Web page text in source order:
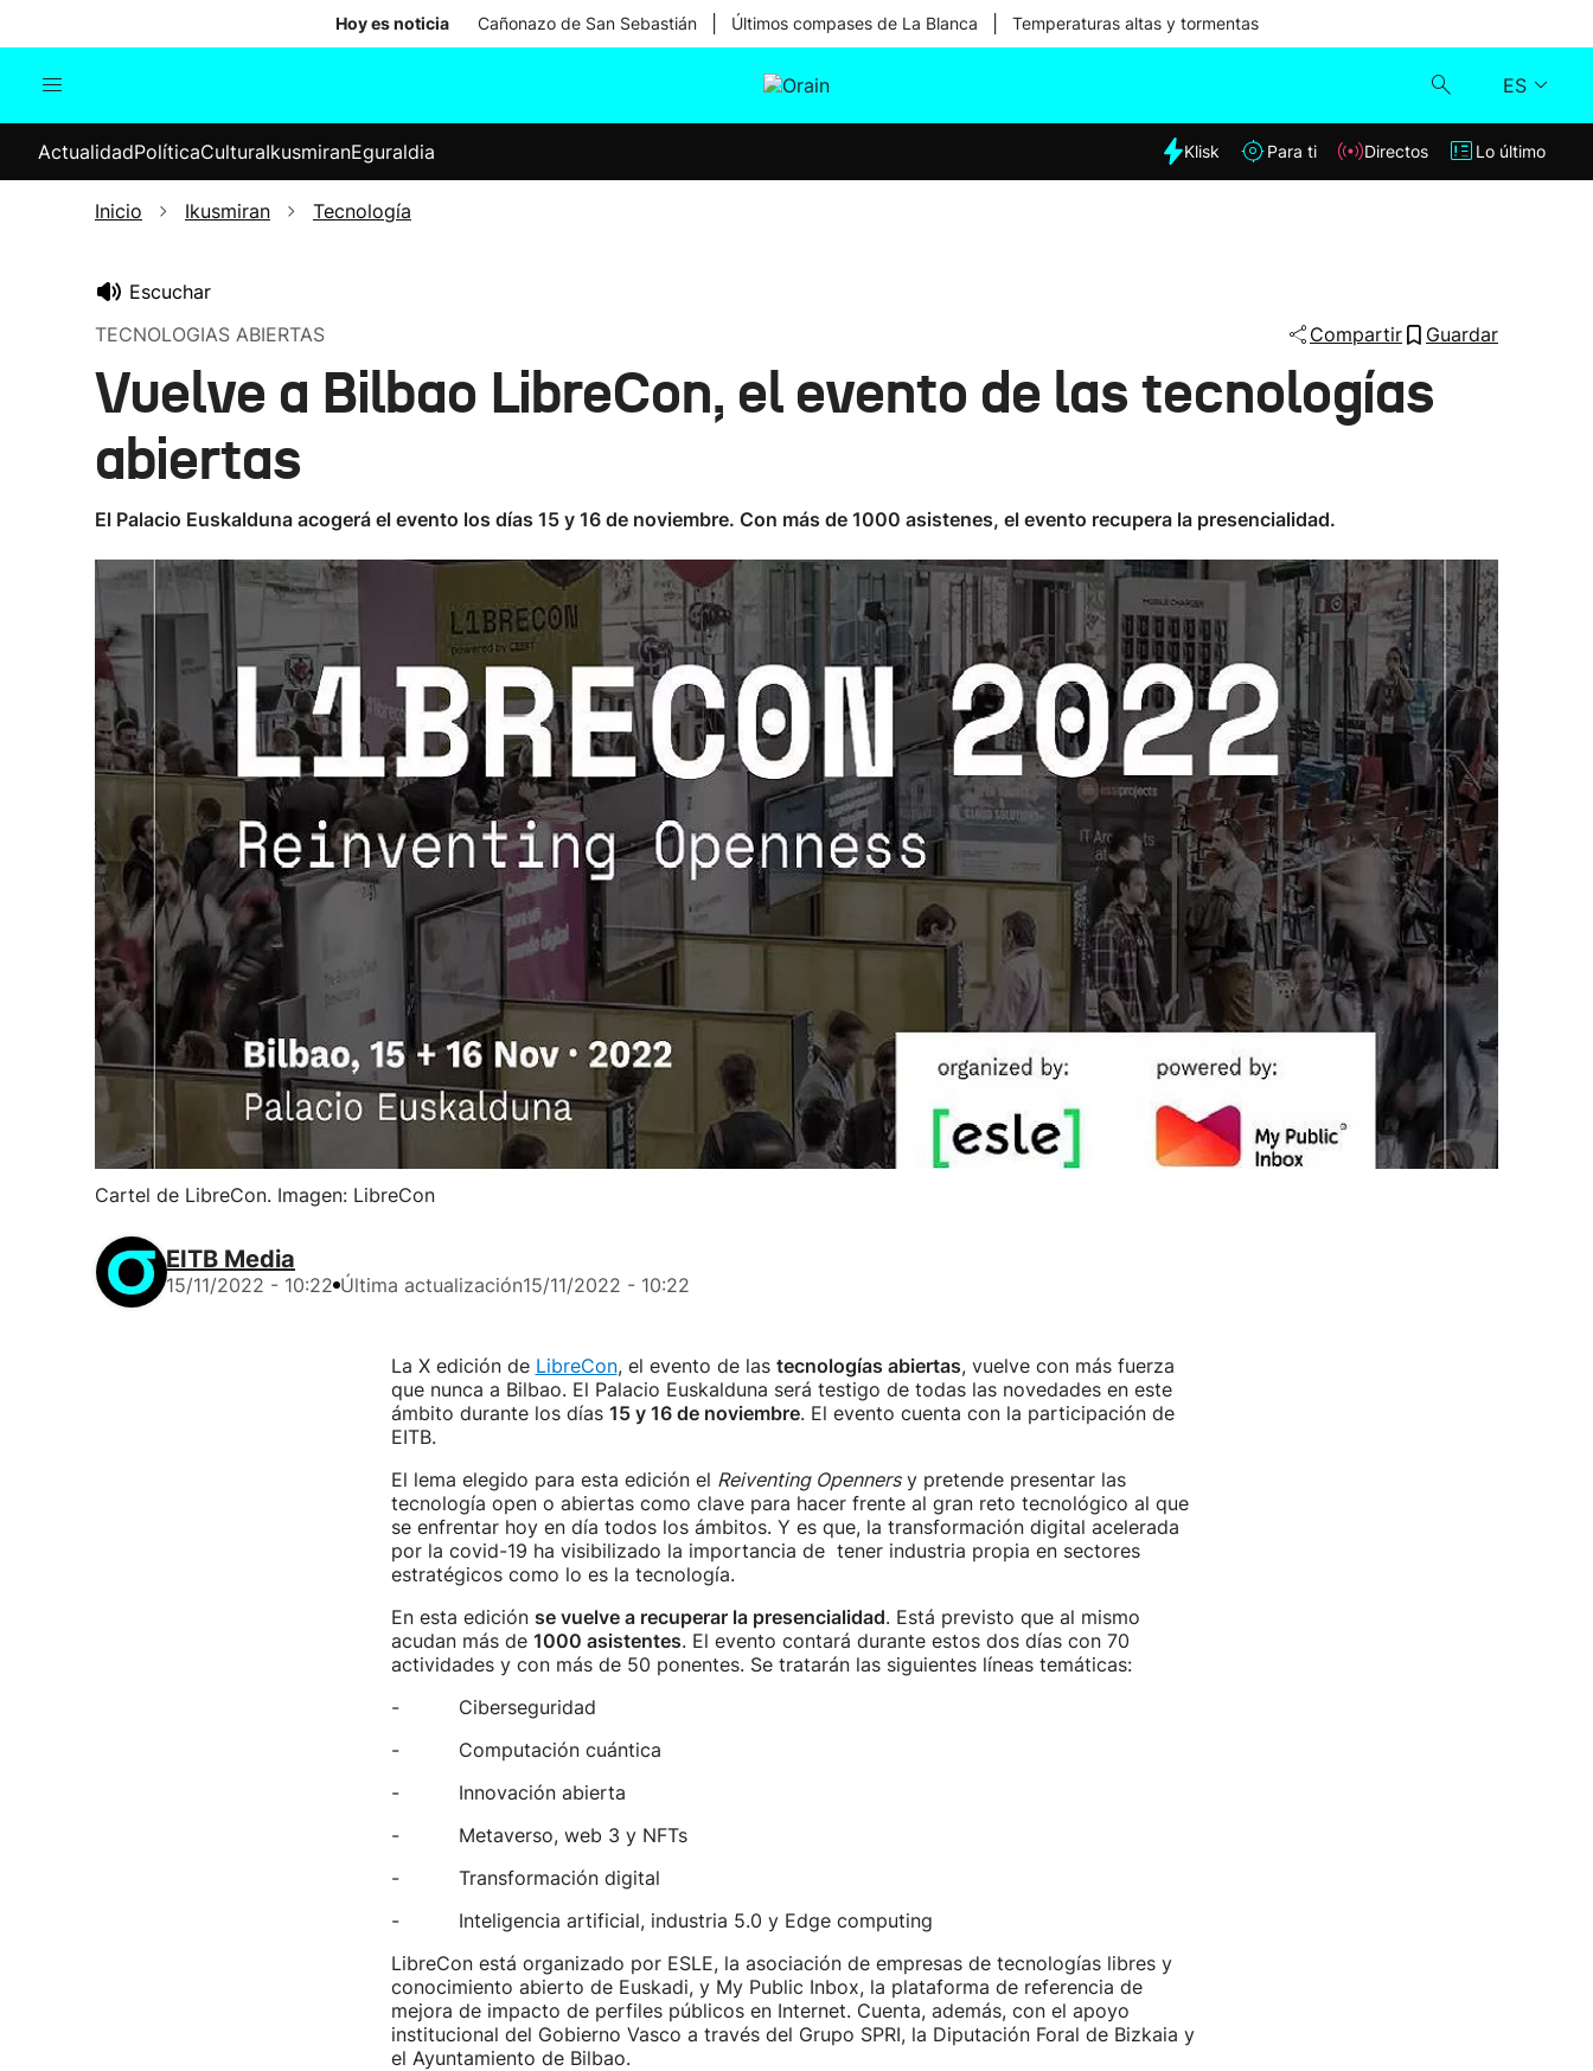
Hoy es noticia Cañonazo de San Sebastián Últimos compases de La Blanca Temperaturas altas y tormentas
ES
Internacional
Elecciones
Klisk
ActualidadPolíticaCulturaIkusmiranEguraldia Klisk Para ti Directos Lo último
Inicio Ikusmiran Tecnología
Escuchar
TECNOLOGIAS ABIERTAS
Compartir Guardar
Vuelve a Bilbao LibreCon, el evento de las tecnologías
abiertas
El Palacio Euskalduna acogerá el evento los días 15 y 16 de noviembre. Con más de 1000 asistenes, el evento recupera la presencialidad.
Cartel de LibreCon. Imagen: LibreCon
EITB Media
15/11/2022 - 10:22 Última actualización15/11/2022 - 10:22
La X edición de LibreCon, el evento de las tecnologías abiertas, vuelve con más fuerza
que nunca a Bilbao. El Palacio Euskalduna será testigo de todas las novedades en este
ámbito durante los días 15 y 16 de noviembre. El evento cuenta con la participación de
EITB.
El lema elegido para esta edición el Reiventing Opennersy pretende presentar las
tecnología open o abiertas como clave para hacer frente al gran reto tecnológico al que
se enfrentar hoy en día todos los ámbitos. Y es que, la transformación digital acelerada
por la covid-19 ha visibilizado la importancia de tener industria propia en sectores
estratégicos como lo es la tecnología.
En esta edición se vuelve a recuperar la presencialidad. Está previsto que al mismo
acudan más de 1000 asistentes. El evento contará durante estos dos días con 70
actividades y con más de 50 ponentes. Se tratarán las siguientes líneas temáticas:
- Ciberseguridad
- Computación cuántica
- Innovación abierta
- Metaverso, web 3 y NFTs
- Transformación digital
- Inteligencia artificial, industria 5.0 y Edge computing
LibreCon está organizado por ESLE, la asociación de empresas de tecnologías libres y
conocimiento abierto de Euskadi, y My Public Inbox, la plataforma de referencia de
mejora de impacto de perfiles públicos en Internet. Cuenta, además, con el apoyo
institucional del Gobierno Vasco a través del Grupo SPRI, la Diputación Foral de Bizkaia y
el Ayuntamiento de Bilbao.